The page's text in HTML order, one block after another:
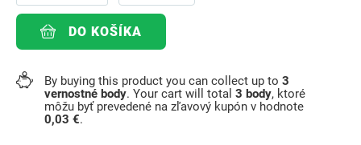
DO KOŠÍKA
By buying this product you can collect up to 3
vernostné body. Your cart will total 3 body, ktoré
môžu byť prevedené na zľavový kupón v hodnote
0,03 €.